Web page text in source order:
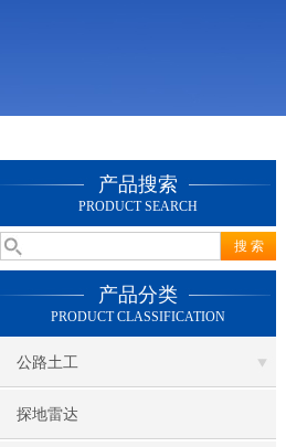
产品搜索
PRODUCT SEARCH
产品分类
PRODUCT CLASSIFICATION
公路土工
探地雷达